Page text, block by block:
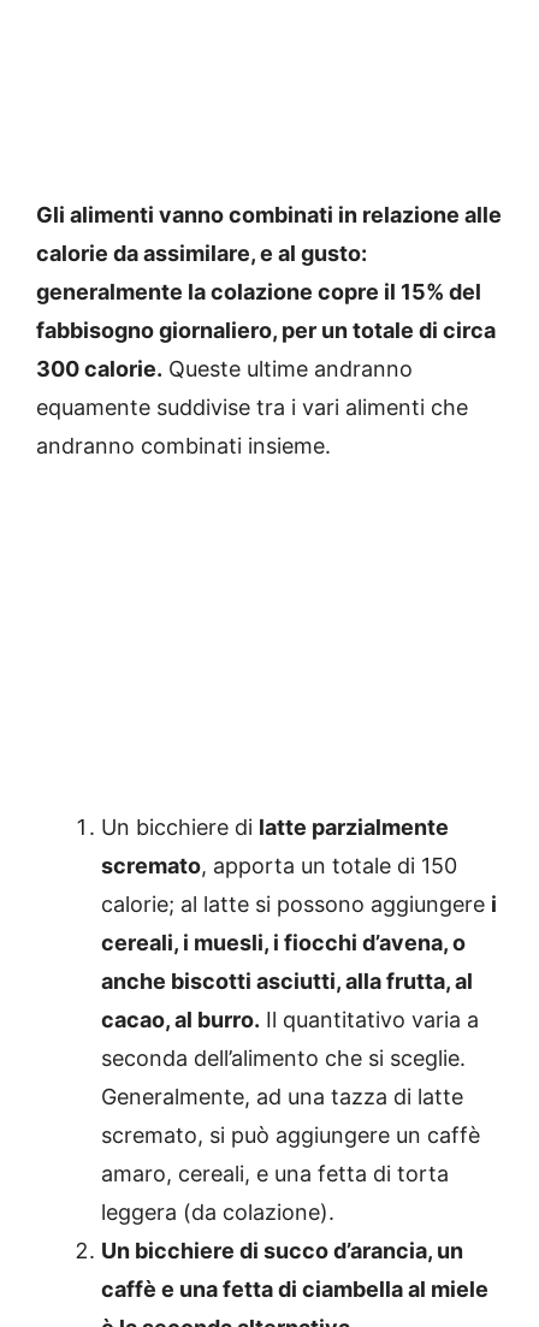
Gli alimenti vanno combinati in relazione alle
calorie da assimilare, e al gusto:
generalmente la colazione copre il 15% del
fabbisogno giornaliero, per un totale di circa
300 calorie. Queste ultime andranno
equamente suddivise tra i vari alimenti che
andranno combinati insieme.
Un bicchiere di latte parzialmente
scremato, apporta un totale di 150
calorie; al latte si possono aggiungere i
cereali, i muesli, i fiocchi d’avena, o
anche biscotti asciutti, alla frutta, al
cacao, al burro. Il quantitativo varia a
seconda dell’alimento che si sceglie.
Generalmente, ad una tazza di latte
scremato, si può aggiungere un caffè
amaro, cereali, e una fetta di torta
leggera (da colazione).
Un bicchiere di succo d’arancia, un
caffè e una fetta di ciambella al miele